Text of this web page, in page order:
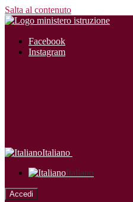
Salta al contenuto
Facebook
Instagram
Italiano
Italiano
Accedi